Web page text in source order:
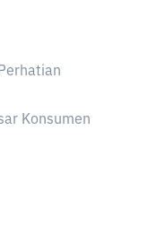
Konsumen